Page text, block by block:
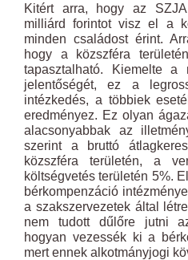
Kitért arra, hogy az
milliárd forintot visz el a
minden családost érint.
hogy a közszféra
tapasztalható. Kiemelte a
jelentőségét, ez a
intézkedés, a többiek
eredményez. Ez olyan
alacsonyabbak az
szerint a bruttó
közszféra területén, a
költségvetés területén 5%.
bérkompenzáció
a szakszervezetek által
nem tudott dűlőre jutni
hogyan vezessék ki a
mert ennek alkotmányjogi